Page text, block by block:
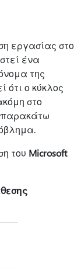
εργασίας στο
ένα
της
ότι ο κύκλος
στο
παρακάτω
του Microsoft